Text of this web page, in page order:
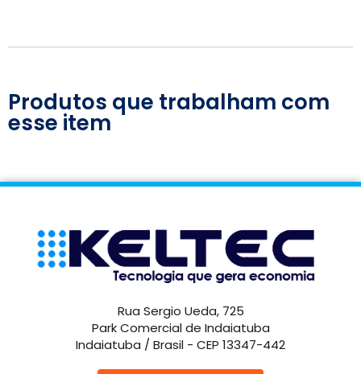
Produtos que trabalham com
esse item
Rua Sergio Ueda, 725
Park Comercial de Indaiatuba
Indaiatuba / Brasil - CEP 13347-442